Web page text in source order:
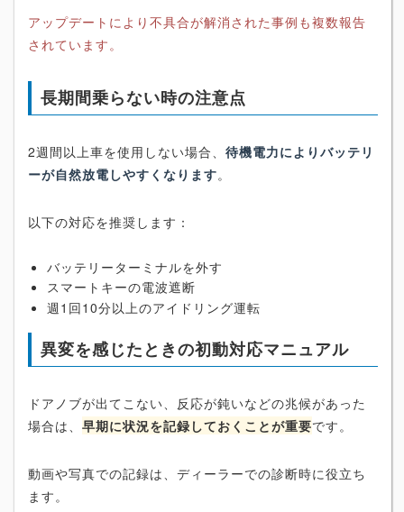
アップデートにより不具合が解消された事例も複数報告
されています。
長期間乗らない時の注意点
2週間以上車を使用しない場合、 待機電力によりバッテリ
ーが自然放電しやすくなります。
以下の対応を推奨します：
バッテリーターミナルを外す
スマートキーの電波遮断
週1回10分以上のアイドリング運転
異変を感じたときの初動対応マニュアル
ドアノブが出てこない、反応が鈍いなどの兆候があった
場合は、 早期に状況を記録しておくことが重要です。
動画や写真での記録は、ディーラーでの診断時に役立ち
ます。